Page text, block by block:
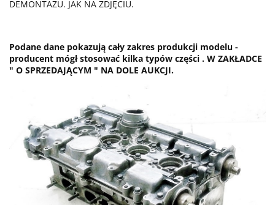
DEMONTAŻU. JAK NA ZDJĘCIU.
Podane dane pokazują cały zakres produkcji modelu -
producent mógł stosować kilka typów części . W ZAKŁADCE
" O SPRZEDAJĄCYM " NA DOLE AUKCJI.